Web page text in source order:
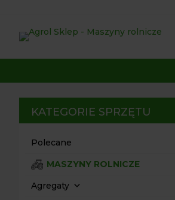
KATEGORIE SPRZĘTU
Polecane
MASZYNY ROLNICZE
Agregaty